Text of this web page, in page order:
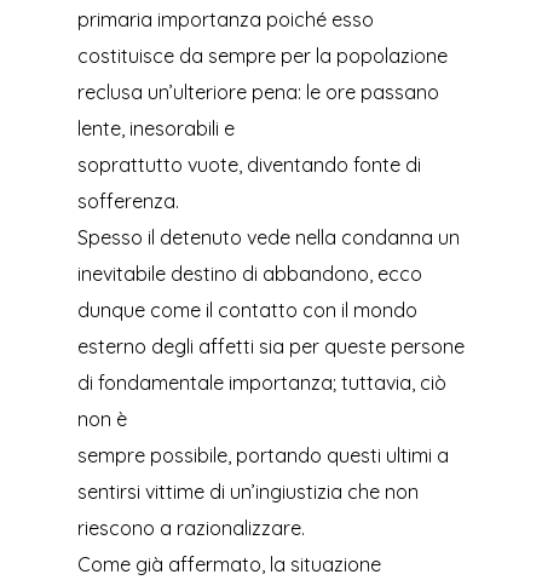
primaria importanza poiché esso
costituisce da sempre per la popolazione
reclusa un’ulteriore pena: le ore passano
lente, inesorabili e
soprattutto vuote, diventando fonte di
sofferenza.
Spesso il detenuto vede nella condanna un
inevitabile destino di abbandono, ecco
dunque come il contatto con il mondo
esterno degli affetti sia per queste persone
di fondamentale importanza; tuttavia, ciò
non è
sempre possibile, portando questi ultimi a
sentirsi vittime di un’ingiustizia che non
riescono a razionalizzare.
Come già affermato, la situazione